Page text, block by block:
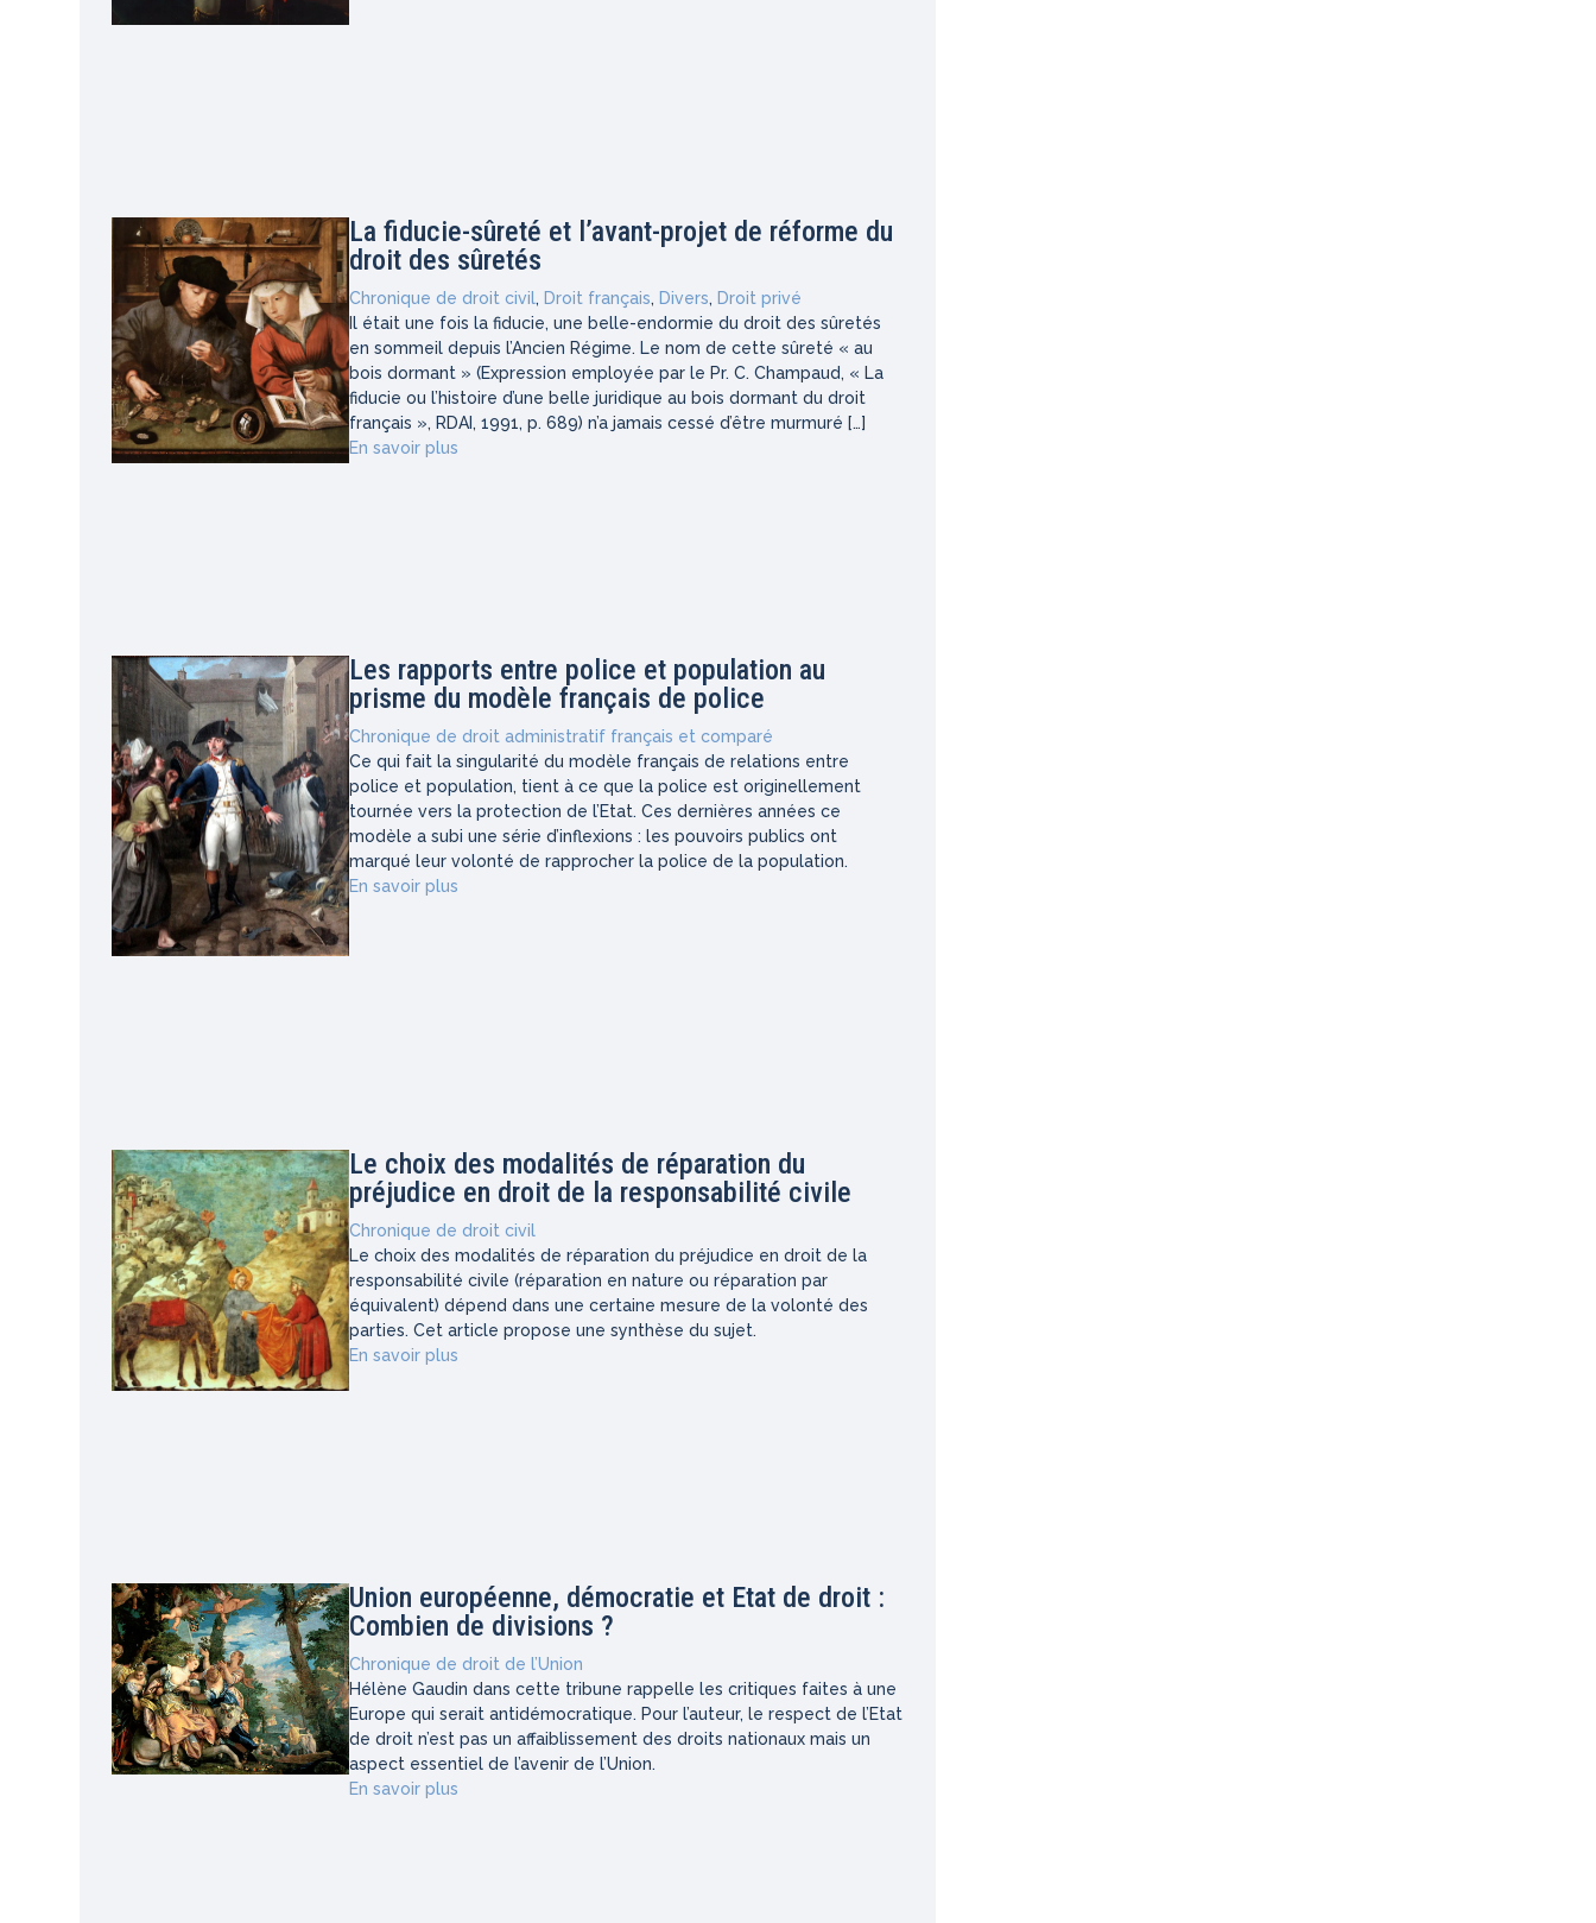
La fiducie-sûreté et l’avant-projet de réforme du
droit des sûretés
Chronique de droit civil, Droit français, Divers, Droit privé
Il était une fois la fiducie, une belle-endormie du droit des sûretés
en sommeil depuis l’Ancien Régime. Le nom de cette sûreté « au
bois dormant » (Expression employée par le Pr. C. Champaud, « La
fiducie ou l’histoire d’une belle juridique au bois dormant du droit
français », RDAI, 1991, p. 689) n’a jamais cessé d’être murmuré […]
En savoir plus
Les rapports entre police et population au
prisme du modèle français de police
Chronique de droit administratif français et comparé
Ce qui fait la singularité du modèle français de relations entre
police et population, tient à ce que la police est originellement
tournée vers la protection de l’Etat. Ces dernières années ce
modèle a subi une série d’inflexions : les pouvoirs publics ont
marqué leur volonté de rapprocher la police de la population.
En savoir plus
Le choix des modalités de réparation du
préjudice en droit de la responsabilité civile
Chronique de droit civil
Le choix des modalités de réparation du préjudice en droit de la
responsabilité civile (réparation en nature ou réparation par
équivalent) dépend dans une certaine mesure de la volonté des
parties. Cet article propose une synthèse du sujet.
En savoir plus
Union européenne, démocratie et Etat de droit :
Combien de divisions ?
Chronique de droit de l’Union
Hélène Gaudin dans cette tribune rappelle les critiques faites à une
Europe qui serait antidémocratique. Pour l’auteur, le respect de l’Etat
de droit n’est pas un affaiblissement des droits nationaux mais un
aspect essentiel de l’avenir de l’Union.
En savoir plus